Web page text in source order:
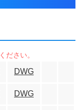
DWG
DWG